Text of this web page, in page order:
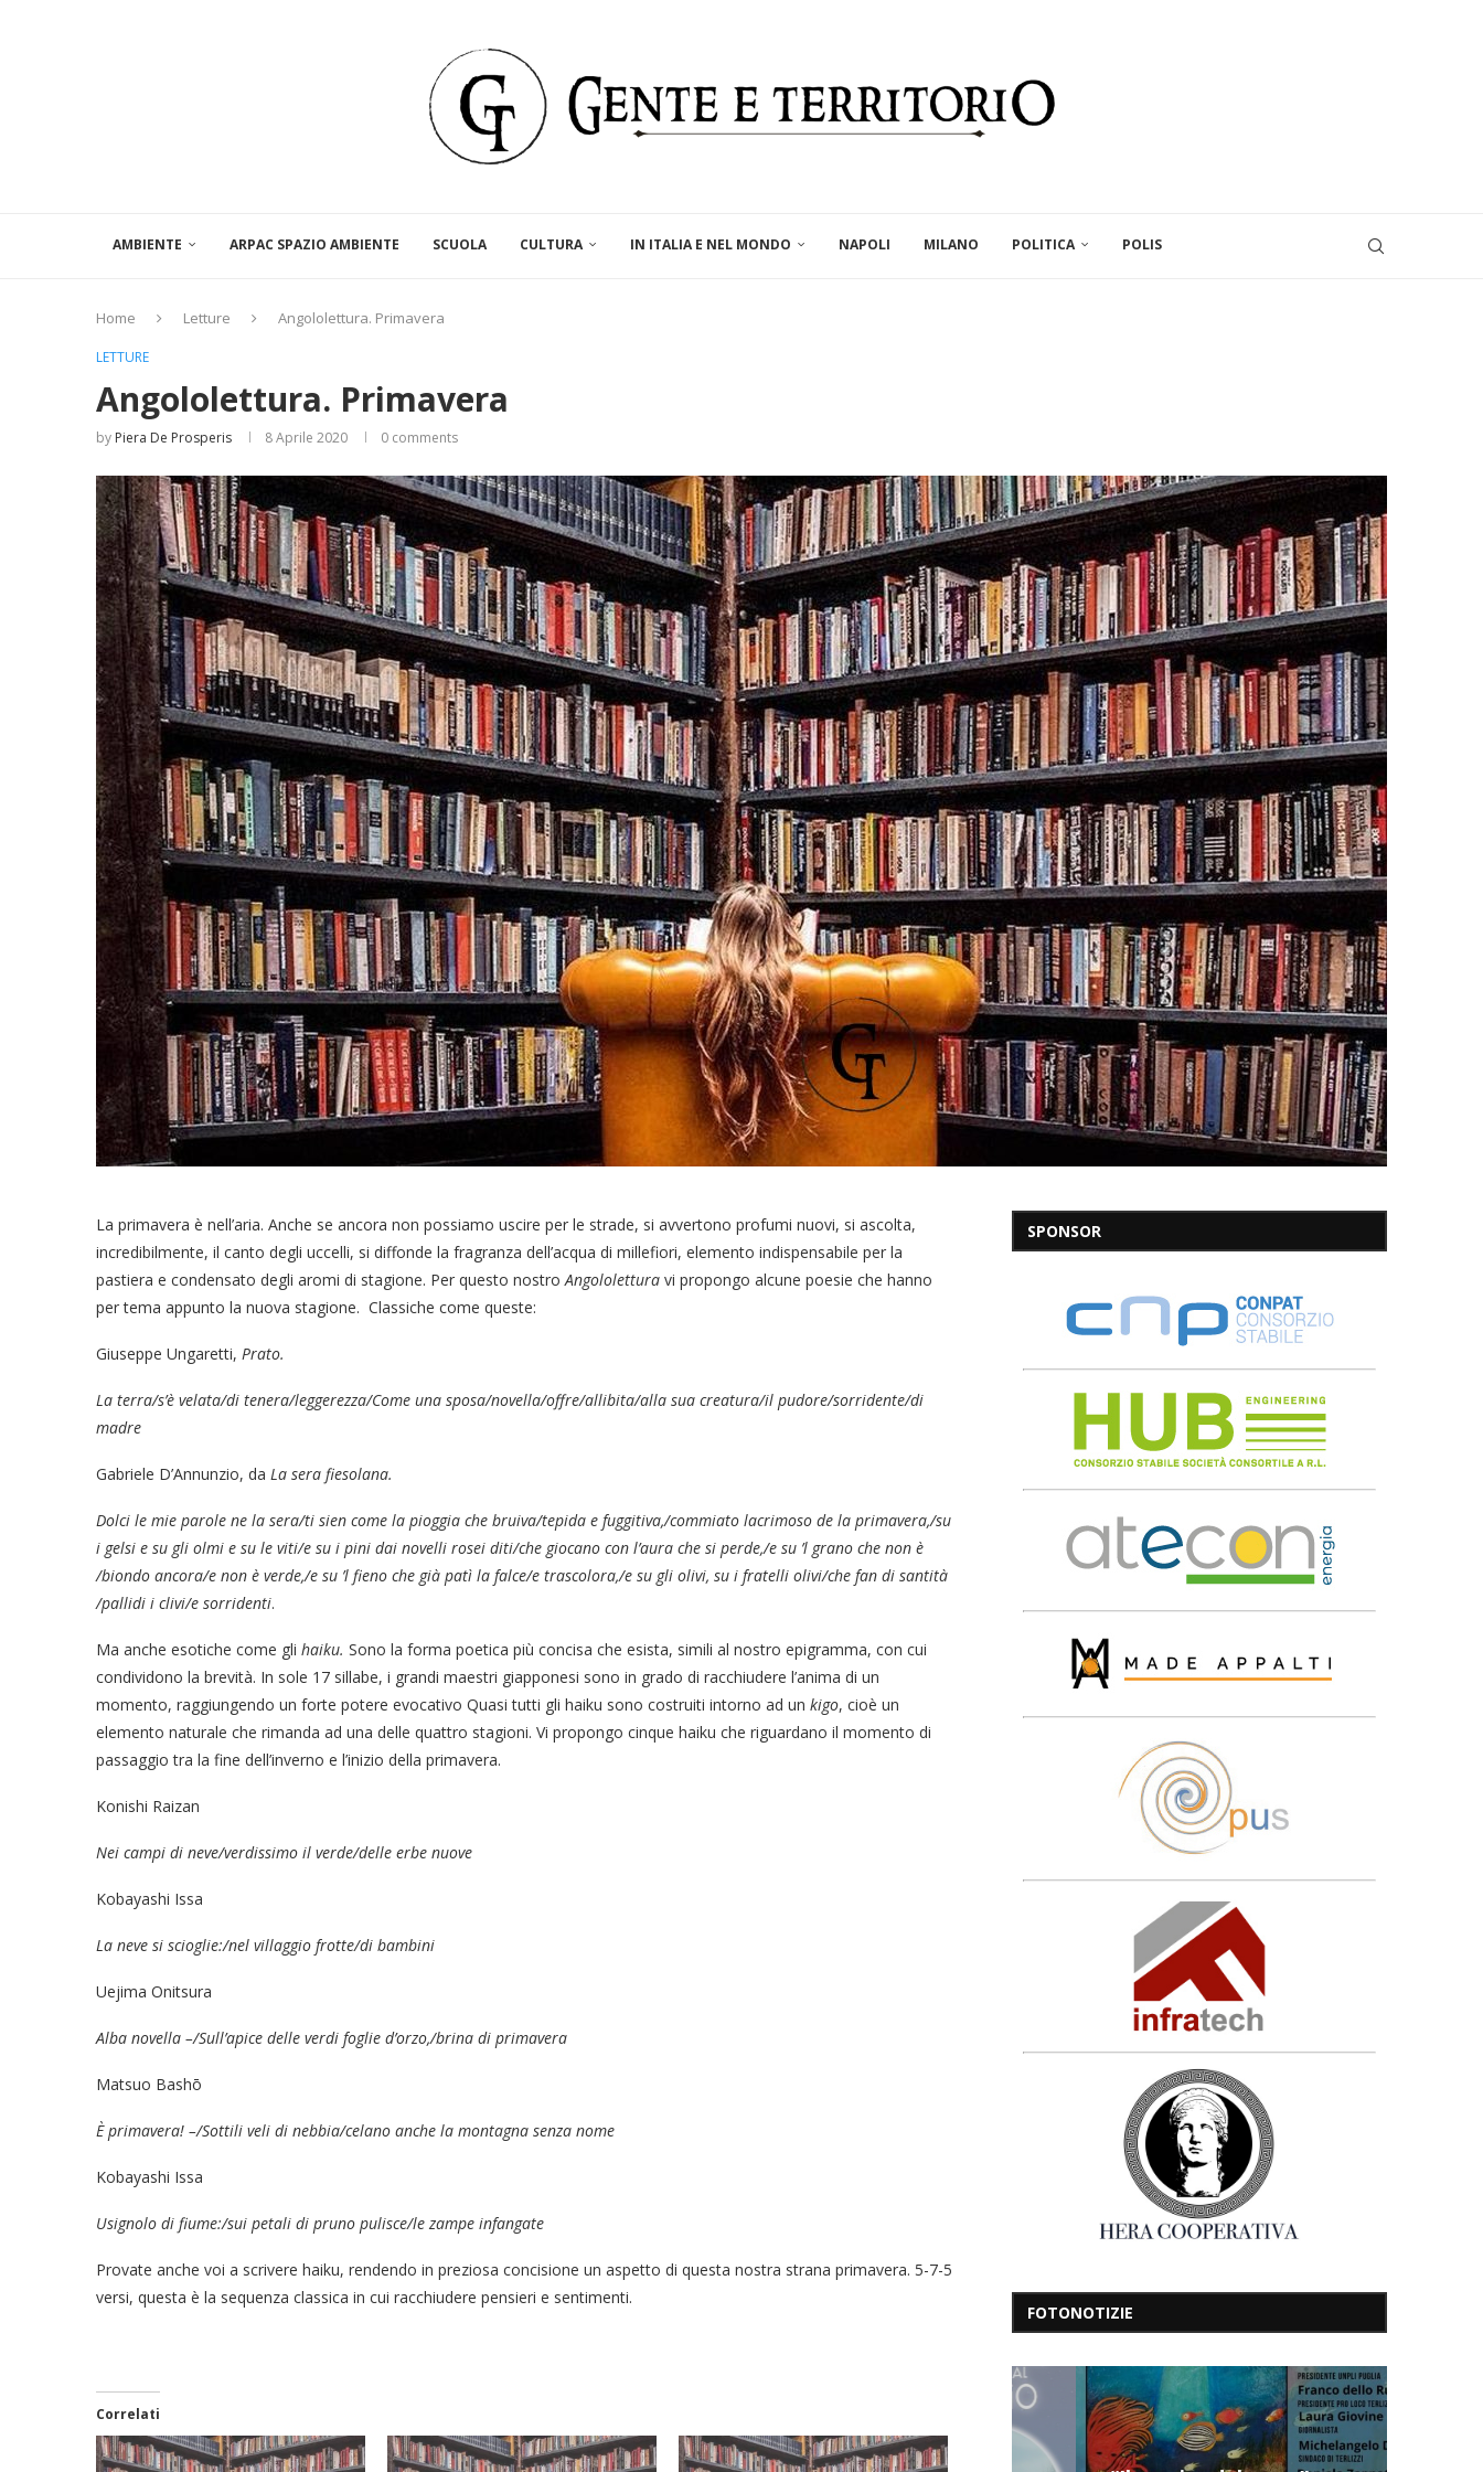
AMBIENTE ARPAC SPAZIO AMBIENTE SCUOLA CULTURA IN ITALIA E NEL MONDO NAPOLI MILANO POLITICA POLIS
Home Letture Angololettura. Primavera
LETTURE
Angololettura. Primavera
by Piera De Prosperis 8 Aprile 2020 0 comments
La primavera è nell’aria. Anche se ancora non possiamo uscire per le strade, si avvertono profumi nuovi, si ascolta,
incredibilmente, il canto degli uccelli, si diffonde la fragranza dell’acqua di millefiori, elemento indispensabile per la
pastiera e condensato degli aromi di stagione. Per questo nostroAngololettura vi propongo alcune poesie che hanno
per tema appunto la nuova stagione. Classiche come queste:
Giuseppe Ungaretti, Prato.
La terra/s’è velata/di tenera/leggerezza/Come una sposa/novella/offre/allibita/alla sua creatura/il pudore/sorridente/di
madre
Gabriele D’Annunzio, da La sera fiesolana.
Dolci le mie parole ne la sera/ti sien come la pioggia che bruiva/tepida e fuggitiva,/commiato lacrimoso de la primavera,/su
i gelsi e su gli olmi e su le viti/e su i pini dai novelli rosei diti/che giocano con l’aura che si perde,/e su ’l grano che non è
/biondo ancora/e non è verde,/e su ’l fieno che già patì la falce/e trascolora,/e su gli olivi, su i fratelli olivi/che fan di santità
/pallidi i clivi/e sorridenti.
Ma anche esotiche come gli haiku. Sono la forma poetica più concisa che esista, simili al nostro epigramma, con cui
condividono la brevità. In sole 17 sillabe, i grandi maestri giapponesi sono in grado di racchiudere l’anima di un
momento, raggiungendo un forte potere evocativo Quasi tutti gli haiku sono costruiti intorno ad un kigo, cioè un
elemento naturale che rimanda ad una delle quattro stagioni. Vi propongo cinque haiku che riguardano il momento di
passaggio tra la fine dell’inverno e l’inizio della primavera.
Konishi Raizan
Nei campi di neve/verdissimo il verde/delle erbe nuove
Kobayashi Issa
La neve si scioglie:/nel villaggio frotte/di bambini
Uejima Onitsura
Alba novella –/Sull’apice delle verdi foglie d’orzo,/brina di primavera
Matsuo Bashō
È primavera! –/Sottili veli di nebbia/celano anche la montagna senza nome
Kobayashi Issa
Usignolo di fiume:/sui petali di pruno pulisce/le zampe infangate
Provate anche voi a scrivere haiku, rendendo in preziosa concisione un aspetto di questa nostra strana primavera. 5-7-5
versi, questa è la sequenza classica in cui racchiudere pensieri e sentimenti.
Correlati
SPONSOR
FOTONOTIZIE